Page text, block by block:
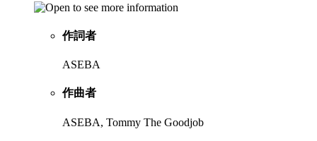
作詞者
ASEBA
作曲者
ASEBA, Tommy The Goodjob